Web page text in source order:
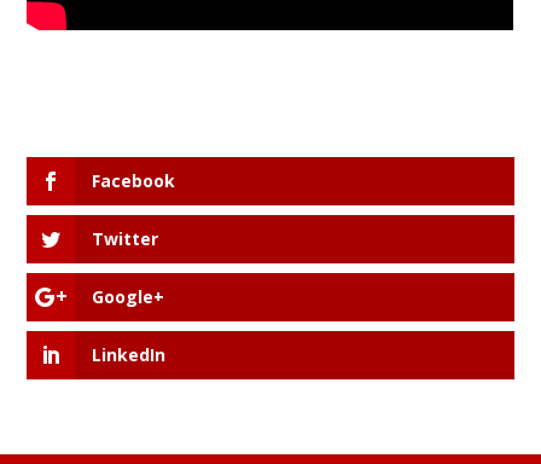
Facebook
Twitter
Google+
LinkedIn